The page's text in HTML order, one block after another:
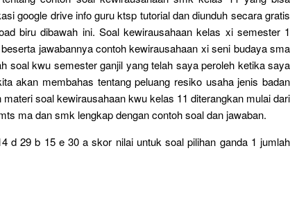
google drive info guru ktsp tutorial dan diunduh secara gratis
biru dibawah ini. Soal kewirausahaan kelas xi semester 1
jawabannya contoh kewirausahaan xi seni budaya sma
soal kwu semester ganjil yang telah saya peroleh ketika saya
akan membahas tentang peluang resiko usaha jenis badan
soal kewirausahaan kwu kelas 11 diterangkan mulai dari
ma dan smk lengkap dengan contoh soal dan jawaban.
d 29 b 15 e 30 a skor nilai untuk soal pilihan ganda 1 jumlah